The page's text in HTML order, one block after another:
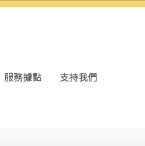
服務據點 支持我們